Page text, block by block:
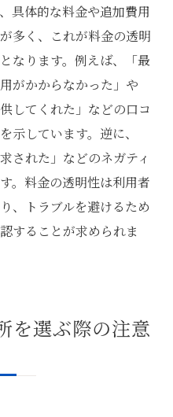
具体的な料金や追加費用
多く、これが料金の透明
なります。例えば、「最
がかからなかった」や
してくれた」などの口コ
示しています。逆に、
された」などのネガティ
。料金の透明性は利用者
、トラブルを避けるため
することが求められま
を選ぶ際の注意